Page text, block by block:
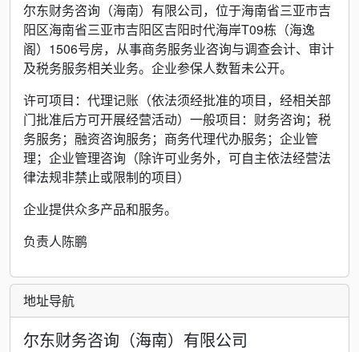
尔东财务咨询（海南）有限公司，位于海南省三亚市吉
阳区海南省三亚市吉阳区吉阳时代海岸T09栋（海逸
阁）1506号房，从事商务服务业咨询与调查会计、审计
及税务服务相关业务。企业参保人数暂未公开。
许可项目：代理记账（依法须经批准的项目，经相关部
门批准后方可开展经营活动）一般项目：财务咨询；税
务服务；融资咨询服务；商务代理代办服务；企业管
理；企业管理咨询（除许可业务外，可自主依法经营法
律法规非禁止或限制的项目）
企业提供众多产品和服务。
负责人陈鹏
地址导航
尔东财务咨询（海南）有限公司